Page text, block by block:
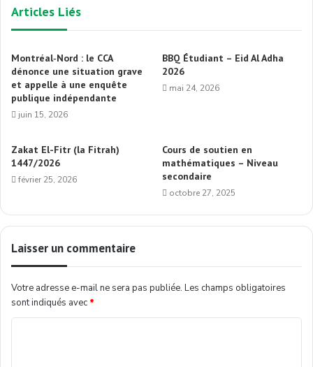
Articles Liés
Montréal‑Nord : le CCA
dénonce une situation grave
et appelle à une enquête
publique indépendante
juin 15, 2026
BBQ Étudiant – Eid Al Adha
2026
mai 24, 2026
Zakat El-Fitr (la Fitrah)
1447/2026
février 25, 2026
Cours de soutien en
mathématiques – Niveau
secondaire
octobre 27, 2025
Laisser un commentaire
Votre adresse e-mail ne sera pas publiée. Les champs obligatoires
sont indiqués avec *